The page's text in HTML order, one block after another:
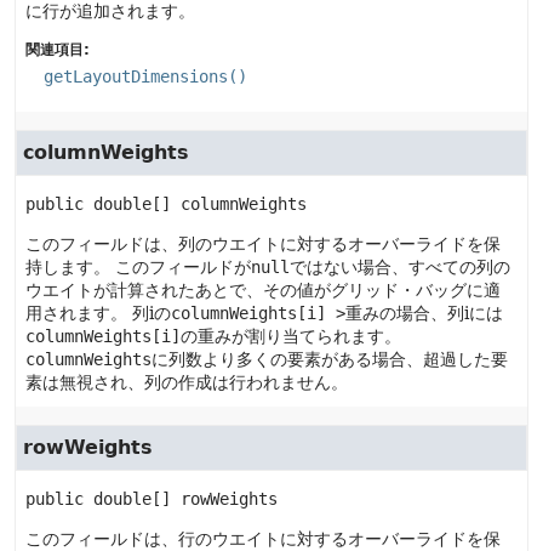
に行が追加されます。
関連項目:
getLayoutDimensions()
columnWeights
public double[] columnWeights
このフィールドは、列のウエイトに対するオーバーライドを保
持します。
このフィールドがnull ではない場合、すべての列の
ウエイトが計算されたあとで、その値がグリッド・バッグに適
用されます。
列iのcolumnWeights[i] >重みの場合、列iには
columnWeights[i] の重みが割り当てられます。
columnWeightsに列数より多くの要素がある場合、超過した要
素は無視され、列の作成は行われません。
rowWeights
public double[] rowWeights
このフィールドは、行のウエイトに対するオーバーライドを保